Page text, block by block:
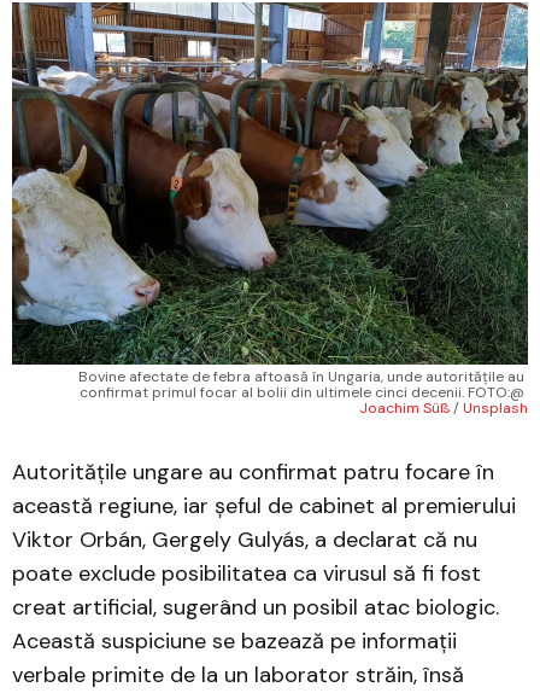
confirmat primul focar al bolii din ultimele cinci decenii. FOTO:@
Joachim Süß / Unsplash
​Autoritățile ungare au confirmat patru focare în
această regiune, iar șeful de cabinet al premierului
Viktor Orbán, Gergely Gulyás, a declarat că nu
poate exclude posibilitatea ca virusul să fi fost
creat artificial, sugerând un posibil atac biologic.
Această suspiciune se bazează pe informații
verbale primite de la un laborator străin, însă